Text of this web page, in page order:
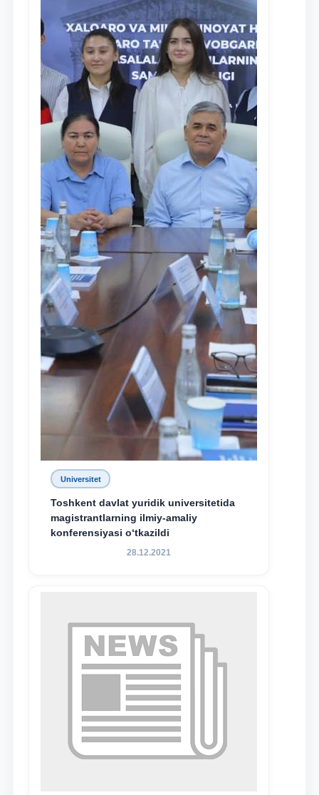
Universitet
Toshkent davlat yuridik universitetida
magistrantlarning ilmiy-amaliy
konferensiyasi o‘tkazildi
28.12.2021